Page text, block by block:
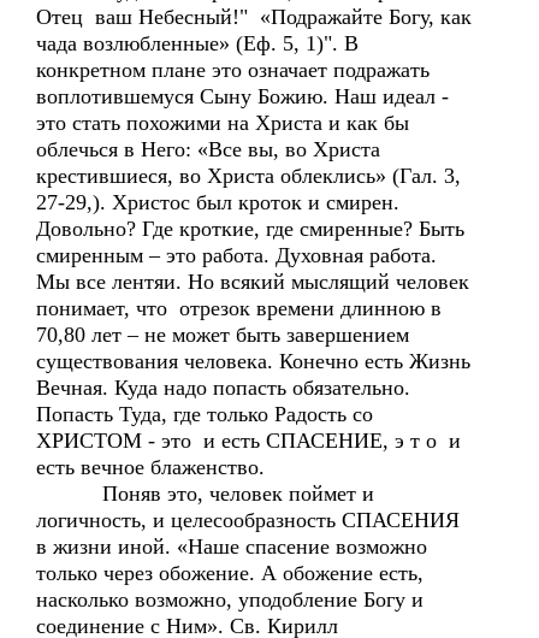
Отец ваш Небесный!" «Подражайте Богу, как
чада возлюбленные» (Еф. 5, 1)". В
конкретном плане это означает подражать
воплотившемуся Сыну Божию. Наш идеал -
это стать похожими на Христа и как бы
облечься в Него: «Все вы, во Христа
крестившиеся, во Христа облеклись» (Гал. 3,
27-29,). Христос был кроток и смирен.
Довольно? Где кроткие, где смиренные? Быть
смиренным – это работа. Духовная работа.
Мы все лентяи. Но всякий мыслящий человек
понимает, что отрезок времени длинною в
70,80 лет – не может быть завершением
существования человека. Конечно есть Жизнь
Вечная. Куда надо попасть обязательно.
Попасть Туда, где только Радость со
ХРИСТОМ - это и есть СПАСЕНИЕ, э т о и
есть вечное блаженство.
Поняв это, человек поймет и
логичность, и целесообразность СПАСЕНИЯ
в жизни иной. «Наше спасение возможно
только через обожение. А обожение есть,
насколько возможно, уподобление Богу и
соединение с Ним». Св. Кирилл